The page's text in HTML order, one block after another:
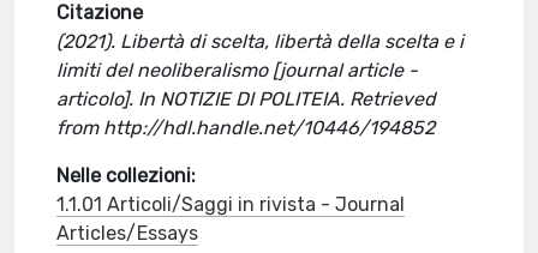
Citazione
(2021). Libertà di scelta, libertà della scelta e i
limiti del neoliberalismo [journal article -
articolo]. In NOTIZIE DI POLITEIA. Retrieved
from http://hdl.handle.net/10446/194852
Nelle collezioni:
1.1.01 Articoli/Saggi in rivista - Journal
Articles/Essays